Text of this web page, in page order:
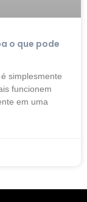
o que pode
simplesmente
funcionem
em uma